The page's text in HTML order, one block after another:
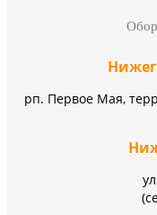
рп. Первое Мая,